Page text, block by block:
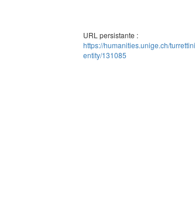
URL persistante :
https://humanities.unige.ch/
entity/131085